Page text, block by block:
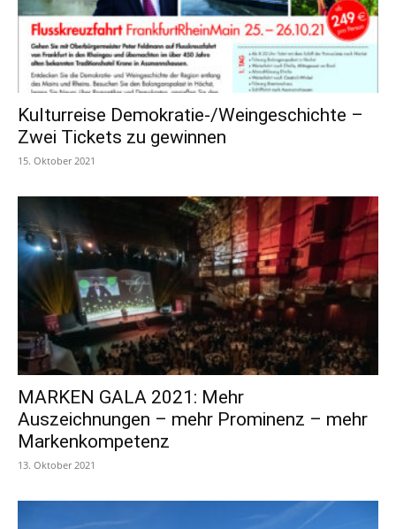
Kulturreise Demokratie-/Weingeschichte –
Zwei Tickets zu gewinnen
15. Oktober 2021
MARKEN GALA 2021: Mehr
Auszeichnungen – mehr Prominenz – mehr
Markenkompetenz
13. Oktober 2021